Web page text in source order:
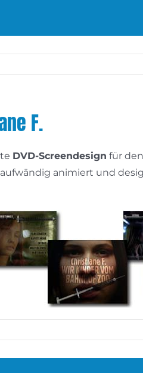
F.
DVD-Screendesign für
animiert und